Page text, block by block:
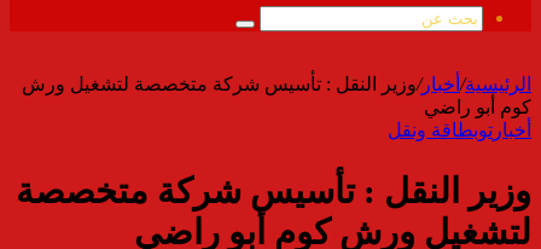
الموقع
بحث
الرئيسية/ أخبار/وزير النقل : تأسيس شركة متخصصة لتشغيل ورش
كوم أبو راضي
أخبار توبطاقة ونقل
وزير النقل : تأسيس شركة متخصصة
لتشغيل ورش كوم أبو راضي